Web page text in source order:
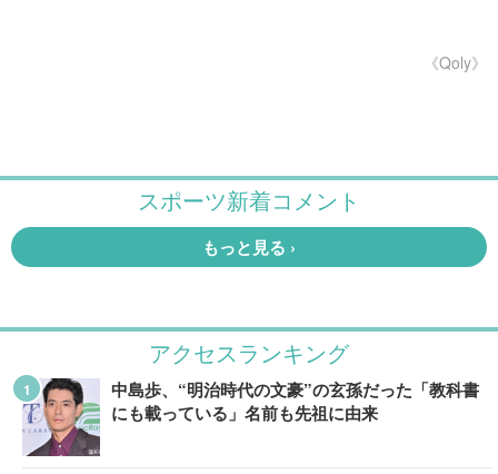
《Qoly》
アクセスランキング
中島歩、“明治時代の文豪”の玄孫だった「教科書
にも載っている」名前も先祖に由来